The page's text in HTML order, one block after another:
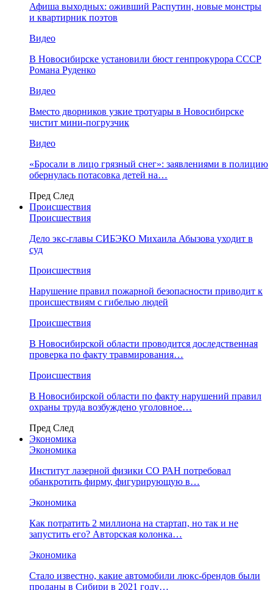
Афиша выходных: оживший Распутин, новые монстры
и квартирник поэтов
Видео
В Новосибирске установили бюст генпрокурора СССР
Романа Руденко
Видео
Вместо дворников узкие тротуары в Новосибирске
чистит мини-погрузчик
Видео
«Бросали в лицо грязный снег»: заявлениями в полицию
обернулась потасовка детей на…
Пред След
Происшествия
Происшествия
Дело экс-главы СИБЭКО Михаила Абызова уходит в
суд
Происшествия
Нарушение правил пожарной безопасности приводит к
происшествиям с гибелью людей
Происшествия
В Новосибирской области проводится доследственная
проверка по факту травмирования…
Происшествия
В Новосибирской области по факту нарушений правил
охраны труда возбуждено уголовное…
Пред След
Экономика
Экономика
Институт лазерной физики СО РАН потребовал
обанкротить фирму, фигурирующую в…
Экономика
Как потратить 2 миллиона на стартап, но так и не
запустить его? Авторская колонка…
Экономика
Стало известно, какие автомобили люкс-брендов были
проданы в Сибири в 2021 году…